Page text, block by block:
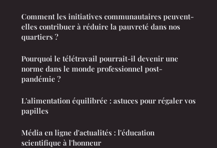
Comment les initiatives communautaires peuvent-
elles contribuer à réduire la pauvreté dans nos
quartiers ?
Pourquoi le télétravail pourrait-il devenir une
norme dans le monde professionnel post-
pandémie ?
L'alimentation équilibrée : astuces pour régaler vos
papilles
Média en ligne d'actualités : l'éducation
scientifique à l'honneur